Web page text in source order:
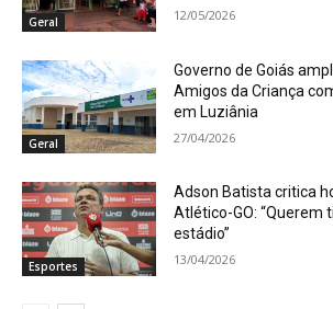
Geral 12/05/2026
Geral
Governo de Goiás
Amigos da Criança
em Luziânia
27/04/2026
Esportes
Adson Batista critica
Atlético-GO: “Querem
estádio”
13/04/2026